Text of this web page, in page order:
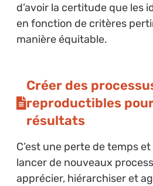
d’avoir la certitude que les
en fonction de critères
manière équitable.
Créer des
reproductibles
résultats
C’est une perte de temps
lancer de nouveaux
apprécier, hiérarchiser et